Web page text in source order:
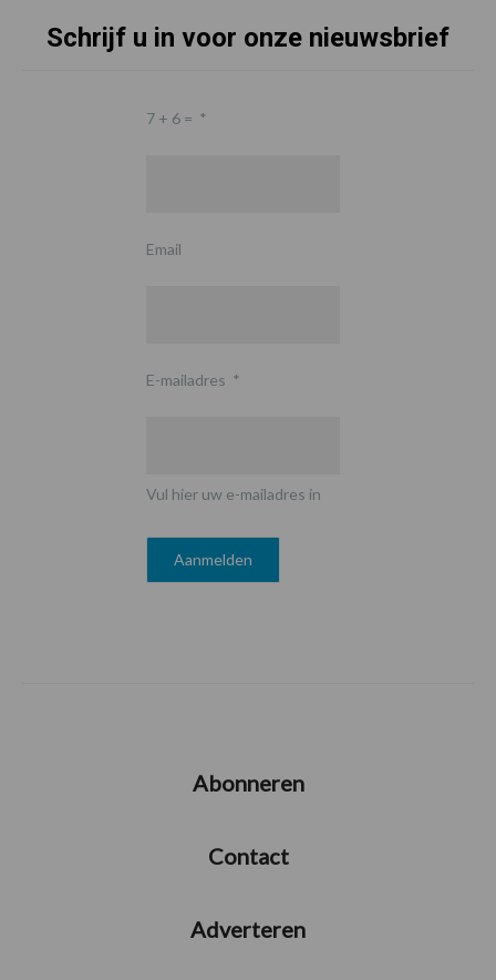
Schrijf u in voor onze nieuwsbrief
7 + 6 = *
Email
E-mailadres *
Vul hier uw e-mailadres in
Abonneren
Contact
Adverteren